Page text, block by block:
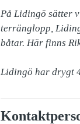
På Lidingö sätter
terränglopp,
båtar. Här finns
Lidingö har drygt